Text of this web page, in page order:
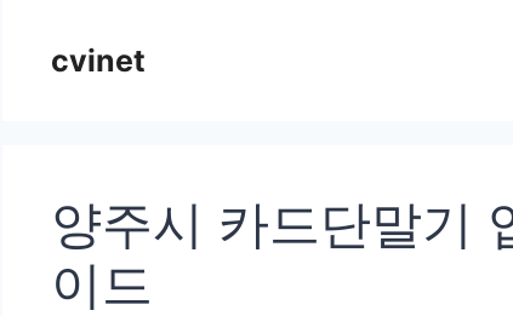
cvinet
양주시 카드단말기
이드